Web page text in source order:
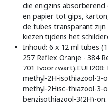
die enigzins absorberend
en papier tot gips,
de tubes transparant zijn
kiezen tijdens het
Inhoud: 6 x 12 ml tubes
257 Reflex Oranje - 384
701 Ivoorzwart).EUH208:
methyl-2H-isothiazool-3-
methyl-2Hiso-thiazool-3-
benzisothiazool-3(2H)-